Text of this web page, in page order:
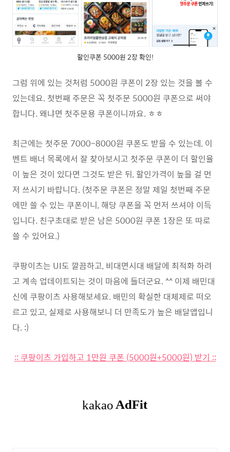
할인쿠폰 5000원 2장 확인!
그럼 위에 있는 것처럼 5000원 쿠폰이 2장 있는 것을 볼 수
있는데요. 첫번째 주문은 꼭 첫주문 5000원 쿠폰으로 써야
합니다. 왜냐면 첫주문용 쿠폰이니까요. ㅎㅎ
최근에는 첫주문 7000~8000원 쿠폰도 받을 수 있는데, 이
벤트 배너 목록에서 잘 찾아보시고 첫주문 쿠폰이 더 할인율
이 높은 것이 있다면 그것도 받은 뒤, 할인가격이 높을 걸 먼
저 쓰시기 바랍니다. (첫주문 쿠폰은 정말 제일 첫번째 주문
에만 쓸 수 있는 쿠폰이니, 해당 쿠폰을 꼭 먼저 쓰셔야 이득
입니다. 친구초대로 받은 남은 5000원 쿠폰 1장은 또 따로
쓸 수 있어요.)
쿠팡이츠는 UI도 깔끔하고, 비대면시대 배달에 최적화 하려
고 계속 업데이트되는 것이 마음에 들더군요. ^^ 이제 배민대
신에 쿠팡이츠 사용해보세요. 배민의 확실한 대체제로 떠오
르고 있고, 실제로 사용해보니 더 만족도가 높은 배달앱입니
다. :)
:: 쿠팡이츠 가입하고 1만원 쿠폰 (5000원+5000원) 받기 ::